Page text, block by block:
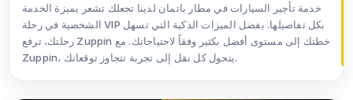
خدمة تأجير السيارات في مطار باتمان لدينا تجعلك تشعر بميزة الخدمة
الشخصية في رحلة VIP بكل تفاصيلها. بفضل الميزات الذكية التي تسهل
رحلتك، ترفع Zuppin خطتك إلى مستوى أفضل بكثير وفقاً لاحتياجاتك. مع
Zuppin، يتحول كل نقل إلى تجربة تتجاوز توقعاتك.